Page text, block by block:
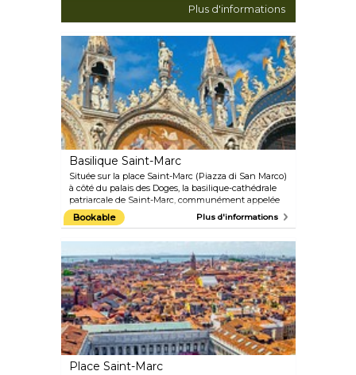
découvrir reste de l'explorer à pied.
Plus d'informations
Basilique Saint-Marc
Située sur la place Saint-Marc (Piazza di San Marco)
à côté du palais des Doges, la basilique-cathédrale
patriarcale de Saint-Marc, communément appelée
basilique Saint-Marc, est le temple religieux le plus
important de la ville, ainsi que l'un des plus beaux
Bookable Plus d'informations
Place Saint-Marc